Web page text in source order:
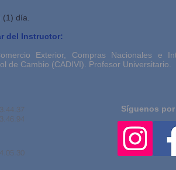
día.
del Instructor:
Exterior, Compras Nacionales e
de Cambio (CADIVI). Profesor Universitario.
Síguenos